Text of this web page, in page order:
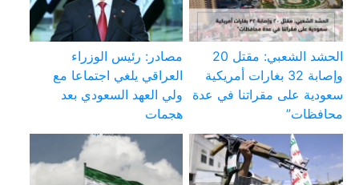
الحشد الشعبي: مقتل 20
وإصابة 32 بغارات أمريكية
سعودية على مقراتنا في عدة
محافظات”
مصادر: رئيس الوزراء
العراقي يلغي اجتماعا مع
ولي العهد السعودي بعد
هجمات